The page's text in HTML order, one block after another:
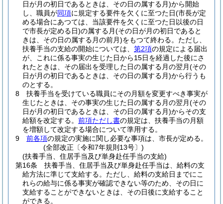
日が月の初日であるときは、その日の属する月)から開始
し、職員が同項に規定する要件を欠くに至つた日(市長が定
める場合にあつては、当該要件を欠くに至つた日以後の日
で市長が定める日)の属する月(その日が月の初日であると
きは、その日の属する月の前月)をもつて終わる。 ただし、
扶養手当の支給の開始については、 第2項の規定による届出
が、これに係る事実の生じた日から15日を経過した後にさ
れたときは、その届出を受理した日の属する月の翌月(その
日が月の初日であるときは、その日の属する月)から行うも
のとする。
8
扶養手当を受けている職員にその月額を変更すべき事実が
生じたときは、その事実の生じた日の属する月の翌月(その
日が月の初日であるときは、その日の属する月)からその支
給額を改定する。 前項ただし書の規定は、扶養手当の月額
を増額して改定する場合について準用する。
9
前各項の規定の実施に関し必要な事項は、市長が定める。
(全部改正〔令和7年規則13号〕)
(扶養手当、住居手当及び単身赴任手当の支給)
第16条
扶養手当、住居手当及び単身赴任手当は、給料の支
給方法に準じて支給する。 ただし、給料の支給日までにこ
れらの給与に係る事実が確認できない等のため、その日に
支給することができないときは、その日後に支給すること
ができる。